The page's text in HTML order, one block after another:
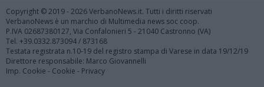
Copyright © 2019 - 2026 VerbanoNews.it. Tutti i diritti riservati
VerbanoNews è un marchio di Multimedia news soc coop.
P.IVA 02687380127, Via Confalonieri 5 - 21040 Castronno (VA)
Tel. +39.0332.873094 / 873168
Testata registrata n.10-19 del registro stampa di Varese in data 19/12/19
Direttore responsabile: Marco Giovannelli
Imp. Cookie - Cookie - Privacy